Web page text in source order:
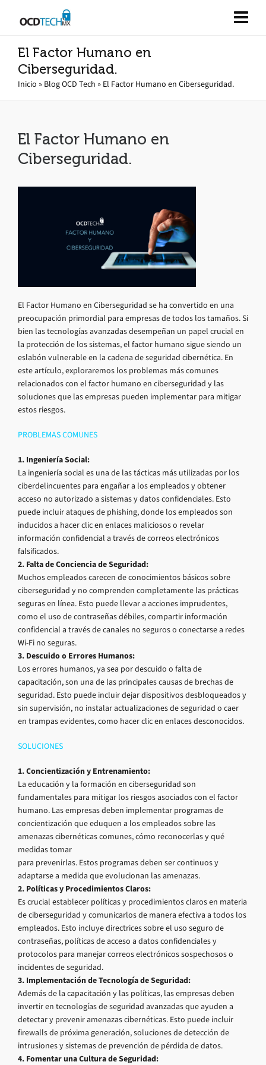
El Factor Humano en
Ciberseguridad.
Inicio » Blog OCD Tech » El Factor Humano en Ciberseguridad.
El Factor Humano en
Ciberseguridad.
El Factor Humano en Ciberseguridad se ha convertido en una
preocupación primordial para empresas de todos los tamaños. Si
bien las tecnologías avanzadas desempeñan un papel crucial en
la protección de los sistemas, el factor humano sigue siendo un
eslabón vulnerable en la cadena de seguridad cibernética. En
este artículo, exploraremos los problemas más comunes
relacionados con el factor humano en ciberseguridad y las
soluciones que las empresas pueden implementar para mitigar
estos riesgos.
PROBLEMAS COMUNES
1. Ingeniería Social:
La ingeniería social es una de las tácticas más utilizadas por los
ciberdelincuentes para engañar a los empleados y obtener
acceso no autorizado a sistemas y datos confidenciales. Esto
puede incluir ataques de phishing, donde los empleados son
inducidos a hacer clic en enlaces maliciosos o revelar
información confidencial a través de correos electrónicos
falsificados.
2. Falta de Conciencia de Seguridad:
Muchos empleados carecen de conocimientos básicos sobre
ciberseguridad y no comprenden completamente las prácticas
seguras en línea. Esto puede llevar a acciones imprudentes,
como el uso de contraseñas débiles, compartir información
confidencial a través de canales no seguros o conectarse a redes
Wi-Fi no seguras.
3. Descuido o Errores Humanos:
Los errores humanos, ya sea por descuido o falta de
capacitación, son una de las principales causas de brechas de
seguridad. Esto puede incluir dejar dispositivos desbloqueados y
sin supervisión, no instalar actualizaciones de seguridad o caer
en trampas evidentes, como hacer clic en enlaces desconocidos.
SOLUCIONES
1. Concientización y Entrenamiento:
La educación y la formación en ciberseguridad son
fundamentales para mitigar los riesgos asociados con el factor
humano. Las empresas deben implementar programas de
concientización que eduquen a los empleados sobre las
amenazas cibernéticas comunes, cómo reconocerlas y qué
medidas tomar
para prevenirlas. Estos programas deben ser continuos y
adaptarse a medida que evolucionan las amenazas.
2. Políticas y Procedimientos Claros:
Es crucial establecer políticas y procedimientos claros en materia
de ciberseguridad y comunicarlos de manera efectiva a todos los
empleados. Esto incluye directrices sobre el uso seguro de
contraseñas, políticas de acceso a datos confidenciales y
protocolos para manejar correos electrónicos sospechosos o
incidentes de seguridad.
3. Implementación de Tecnología de Seguridad:
Además de la capacitación y las políticas, las empresas deben
invertir en tecnologías de seguridad avanzadas que ayuden a
detectar y prevenir amenazas cibernéticas. Esto puede incluir
firewalls de próxima generación, soluciones de detección de
intrusiones y sistemas de prevención de pérdida de datos.
4. Fomentar una Cultura de Seguridad: